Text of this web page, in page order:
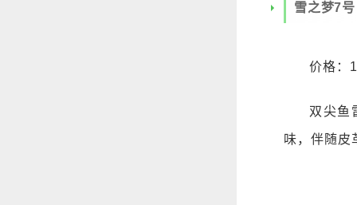
雪之梦7号
价格：
双尖鱼
味，伴随皮